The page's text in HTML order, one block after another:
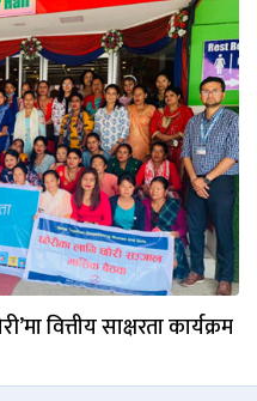
वित्तीय साक्षरता कार्यक्रम